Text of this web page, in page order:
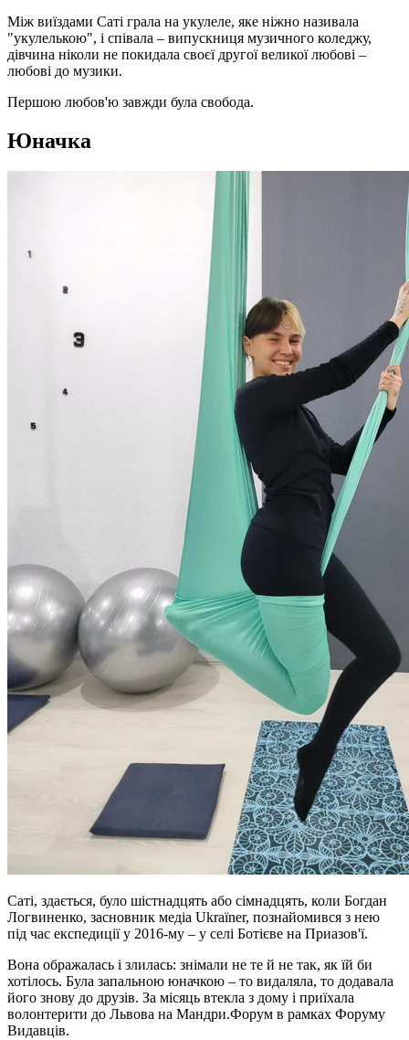
Між виїздами Саті грала на укулеле, яке ніжно називала
"укулелькою", і співала – випускниця музичного коледжу,
дівчина ніколи не покидала своєї другої великої любові –
любові до музики.
Першою любов'ю завжди була свобода.
Юначка
Саті, здається, було шістнадцять або сімнадцять, коли Богдан
Логвиненко, засновник медіа Ukraїner, познайомився з нею
під час експедиції у 2016-му – у селі Ботієве на Приазов'ї.
Вона ображалась і злилась: знімали не те й не так, як їй би
хотілось. Була запальною юначкою – то видаляла, то додавала
його знову до друзів. За місяць втекла з дому і приїхала
волонтерити до Львова на Мандри.Форум в рамках Форуму
Видавців.